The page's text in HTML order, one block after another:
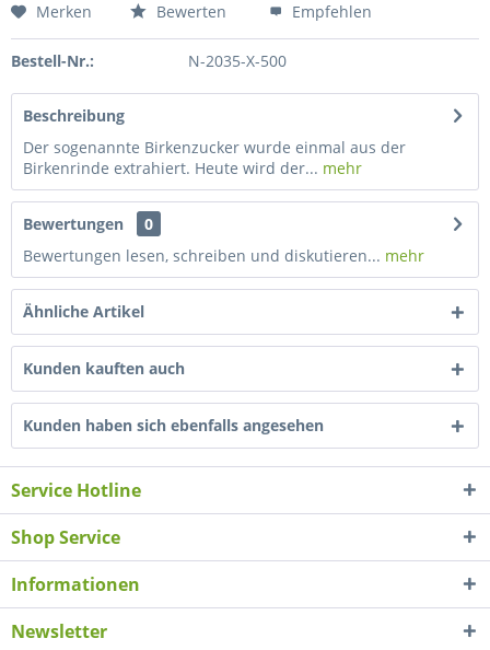
Merken Bewerten Empfehlen
Bestell-Nr.: N-2035-X-500
Beschreibung
Der sogenannte Birkenzucker wurde einmal aus der
Birkenrinde extrahiert. Heute wird der... mehr
Bewertungen
0
Bewertungen lesen, schreiben und diskutieren... mehr
Ähnliche Artikel
Kunden kauften auch
Kunden haben sich ebenfalls angesehen
Service Hotline
Shop Service
Informationen
Newsletter